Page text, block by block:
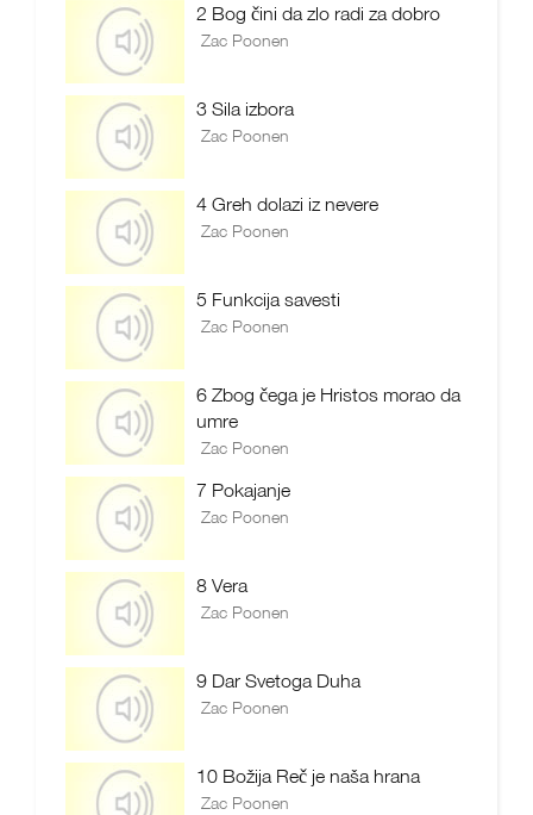
2 Bog čini da zlo radi za dobro
Zac Poonen
3 Sila izbora
Zac Poonen
4 Greh dolazi iz nevere
Zac Poonen
5 Funkcija savesti
Zac Poonen
6 Zbog čega je Hristos morao da
umre
Zac Poonen
7 Pokajanje
Zac Poonen
8 Vera
Zac Poonen
9 Dar Svetoga Duha
Zac Poonen
10 Božija Reč je naša hrana
Zac Poonen